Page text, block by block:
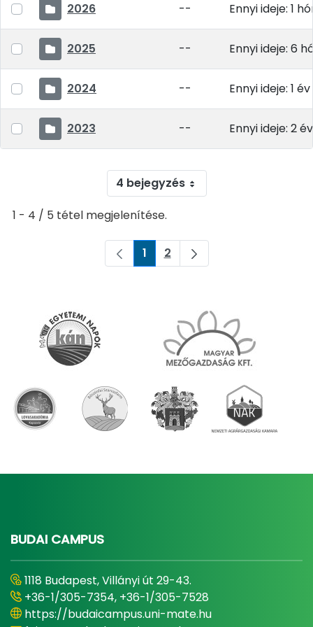
2026 -- Ennyi ideje: 1
2025 -- Ennyi ideje: 6
2024 -- Ennyi ideje: 1 év
2023 -- Ennyi ideje: 2 év
4 bejegyzés
1 - 4 / 5 tétel megjelenítése.
Oldal
1 Oldal
2
BUDAI CAMPUS
1118 Budapest, Villányi út 29-43.
+36-1/305-7354, +36-1/305-7528
https://budaicampus.uni-mate.hu